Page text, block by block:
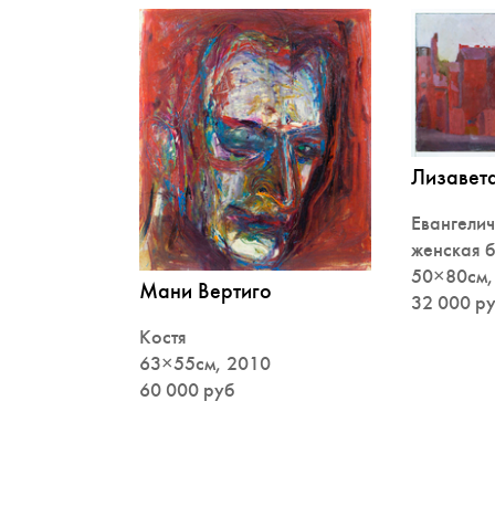
Мани Вертиго
Костя
63×55см, 2010
60 000 руб
женская
32 000